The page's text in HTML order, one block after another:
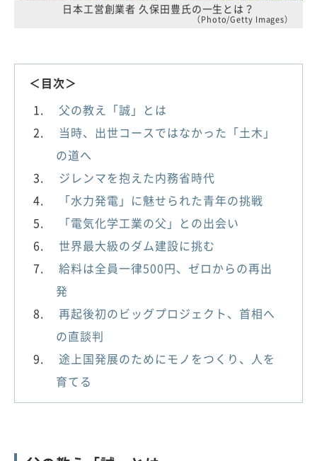
日本工営創業者 久保田豊氏の一生とは？
（Photo/Getty Images）
＜目次＞
父の教え「誠」とは
当時、出世コースではなかった「土木」
の道へ
ジレンマを抱えた内務省時代
「水力発電」に魅せられた青年の挑戦
「電気化学工業の父」との出会い
世界最大級のダム建設に挑む
給料は全員一律500円、ゼロからの再出
発
再起後初のビッグプロジェクト、首相へ
の直談判
途上国発展のためにモノをつくり、人を
育てる